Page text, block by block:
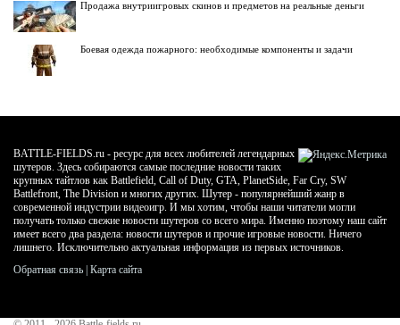
Продажа внутриигровых скинов и предметов на реальные деньги
Боевая одежда пожарного: необходимые компоненты и задачи
BATTLE-FIELDS.ru - ресурс для всех любителей легендарных
шутеров. Здесь собираются самые последние новости таких
крупных тайтлов как Battlefield, Call of Duty, GTA, PlanetSide, Far Cry, SW
Battlefront, The Division и многих других. Шутер - популярнейший жанр в
современной индустрии видеоигр. И мы хотим, чтобы наши читатели могли
получать только свежие новости шутеров со всего мира. Именно поэтому наш сайт
имеет всего два раздела: новости шутеров и прочие игровые новости. Ничего
лишнего. Исключительно актуальная информация из первых источников.
Обратная связь Карта сайта